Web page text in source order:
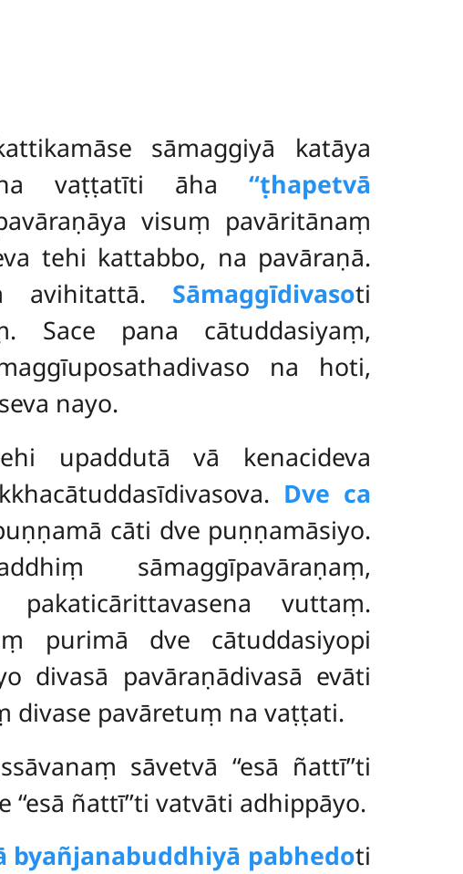
sāmaggiyā katāya
na vaṭṭatīti āha‘‘ṭhapetvā
visuṃ pavāritānaṃ
tehi kattabbo, na pavāraṇā.
avihitattā. Sāmaggīdivasoti
Sace pana cātuddasiyaṃ,
na hoti,
nayo.
upaddutā vā kenacideva
Dve ca
cāti dve puṇṇamāsiyo.
sāmaggīpavāraṇaṃ,
vuttaṃ.
purimā dve cātuddasiyopi
divasā pavāraṇādivasā evāti
divase pavāretuṃ na vaṭṭati.
sāvetvā ‘‘esā ñattī’’ti
ñattī’’ti vatvāti adhippāyo.
byañjanabuddhiyā pabhedoti